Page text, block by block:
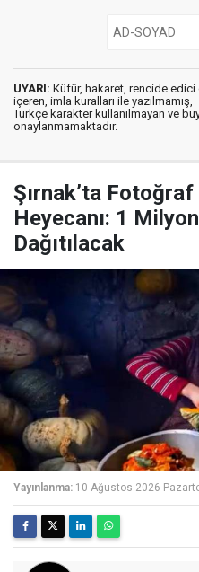
UYARI: Küfür, hakaret, rencide edici
içeren, imla kuralları ile yazılmamış,
Türkçe karakter kullanılmayan ve
onaylanmamaktadır.
Şırnak’ta Fotoğraf
Heyecanı: 1
Dağıtılacak
Yayınlanma: 10 Ağustos 2026